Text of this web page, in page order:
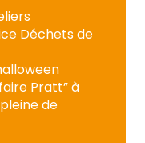
Déchets de
Pratt” à
de